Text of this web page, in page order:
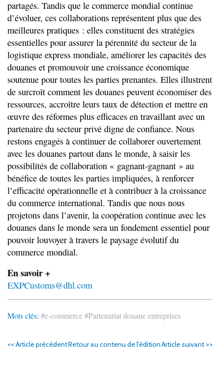
partagés. Tandis que le commerce mondial continue
d’évoluer, ces collaborations représentent plus que des
meilleures pratiques : elles constituent des stratégies
essentielles pour assurer la pérennité du secteur de la
logistique express mondiale, améliorer les capacités des
douanes et promouvoir une croissance économique
soutenue pour toutes les parties prenantes. Elles illustrent
de surcroît comment les douanes peuvent économiser des
ressources, accroître leurs taux de détection et mettre en
œuvre des réformes plus efficaces en travaillant avec un
partenaire du secteur privé digne de confiance. Nous
restons engagés à continuer de collaborer ouvertement
avec les douanes partout dans le monde, à saisir les
possibilités de collaboration « gagnant-gagnant » au
bénéfice de toutes les parties impliquées, à renforcer
l’efficacité opérationnelle et à contribuer à la croissance
du commerce international. Tandis que nous nous
projetons dans l’avenir, la coopération continue avec les
douanes dans le monde sera un fondement essentiel pour
pouvoir louvoyer à travers le paysage évolutif du
commerce mondial.
En savoir +
EXPCustoms@dhl.com
Mots clés: #e-commerce#Partenariat douane entreprises
<< Article précédentRetour au contenu de l'éditionArticle suivant >>